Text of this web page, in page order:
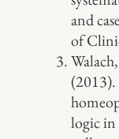
and
of
logic in